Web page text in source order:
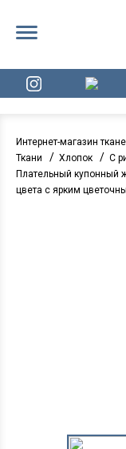
Интернет-магазин
Ткани / Хлопок / С
Плательный купонный
цвета с ярким